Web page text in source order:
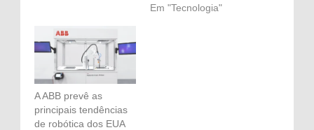
Em "Tecnologia"
A ABB prevê as
principais tendências
de robótica dos EUA